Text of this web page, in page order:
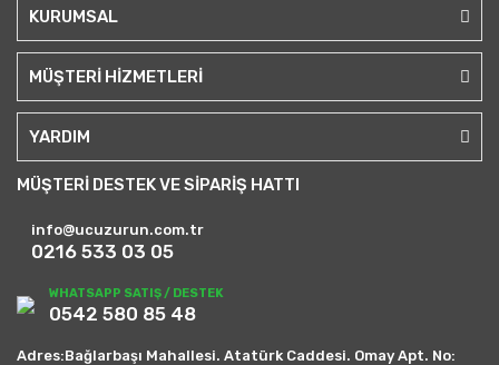
KURUMSAL
MÜŞTERİ HİZMETLERİ
YARDIM
MÜŞTERİ DESTEK VE SİPARİŞ HATTI
info@ucuzurun.com.tr
0216 533 03 05
WHATSAPP SATIŞ / DESTEK
0542 580 85 48
Adres:Bağlarbaşı Mahallesi. Atatürk Caddesi. Omay Apt. No: